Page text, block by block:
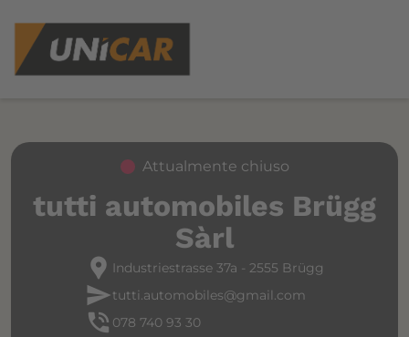
Attualmente chiuso
tutti automobiles Brügg
Sàrl
location_pin Industriestrasse 37a - 2555 Brügg
sendtutti.automobiles@gmail.com
phone_in_talk 078 740 93 30